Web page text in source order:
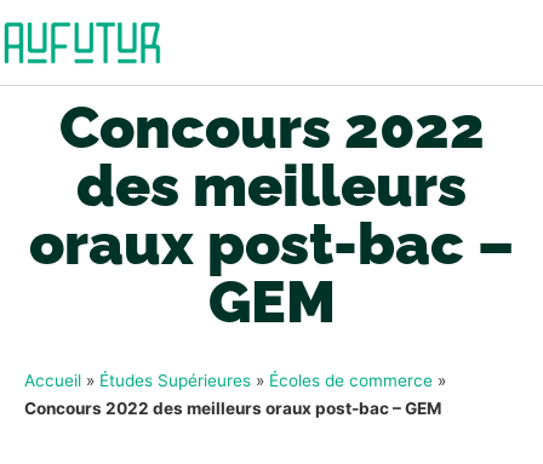
Concours 2022
des meilleurs
oraux post-bac –
GEM
Accueil » Études Supérieures » Écoles de commerce »
Concours 2022 des meilleurs oraux post-bac – GEM